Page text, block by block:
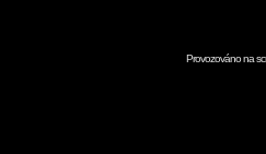
Provozováno na